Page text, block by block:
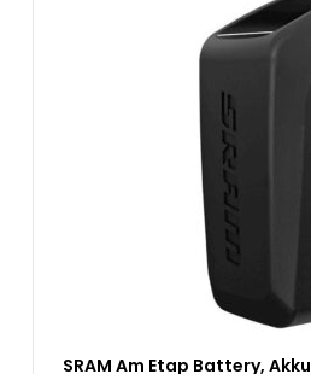
SRAM Am Etap Battery,